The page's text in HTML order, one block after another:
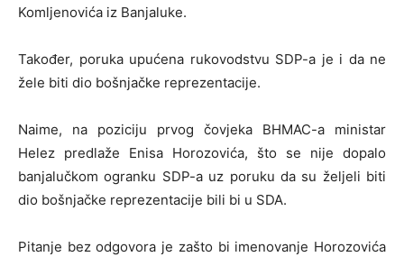
Komljenovića iz Banjaluke.
Također, poruka upućena rukovodstvu SDP-a je i da ne
žele biti dio bošnjačke reprezentacije.
Naime, na poziciju prvog čovjeka BHMAC-a ministar
Helez predlaže Enisa Horozovića, što se nije dopalo
banjalučkom ogranku SDP-a uz poruku da su željeli biti
dio bošnjačke reprezentacije bili bi u SDA.
Pitanje bez odgovora je zašto bi imenovanje Horozovića